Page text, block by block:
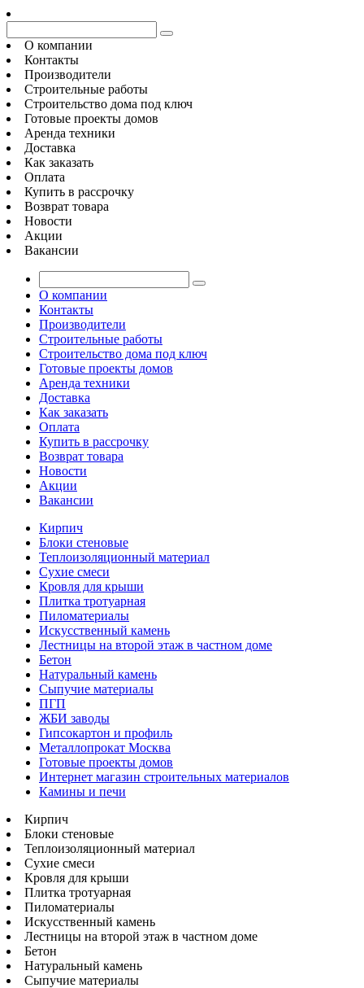
О компании
Контакты
Производители
Строительные работы
Строительство дома под ключ
Готовые проекты домов
Аренда техники
Доставка
Как заказать
Оплата
Купить в рассрочку
Возврат товара
Новости
Акции
Вакансии
О компании
Контакты
Производители
Строительные работы
Строительство дома под ключ
Готовые проекты домов
Аренда техники
Доставка
Как заказать
Оплата
Купить в рассрочку
Возврат товара
Новости
Акции
Вакансии
Кирпич
Блоки стеновые
Теплоизоляционный материал
Сухие смеси
Кровля для крыши
Плитка тротуарная
Пиломатериалы
Искусственный камень
Лестницы на второй этаж в частном доме
Бетон
Натуральный камень
Сыпучие материалы
ПГП
ЖБИ заводы
Гипсокартон и профиль
Металлопрокат Москва
Готовые проекты домов
Интернет магазин строительных материалов
Камины и печи
Кирпич
Блоки стеновые
Теплоизоляционный материал
Сухие смеси
Кровля для крыши
Плитка тротуарная
Пиломатериалы
Искусственный камень
Лестницы на второй этаж в частном доме
Бетон
Натуральный камень
Сыпучие материалы